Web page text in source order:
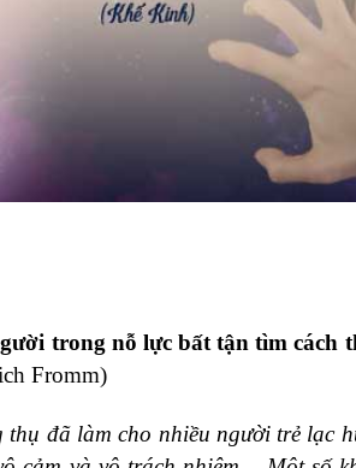
trong nỗ lực bất tận tìm cách
Fromm)
đã làm cho nhiều người trẻ lạc